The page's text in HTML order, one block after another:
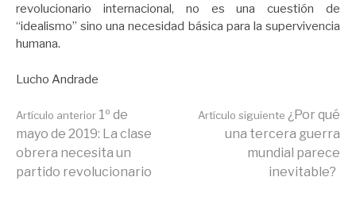
revolucionario internacional, no es una cuestión de
“idealismo” sino una necesidad básica para la supervivencia
humana.
Lucho Andrade
Seguir
leyendo
Artículo anterior 1º de
mayo de 2019: La clase
obrera necesita un
partido revolucionario
Artículo siguiente ¿Por qué
una tercera guerra
mundial parece
inevitable?